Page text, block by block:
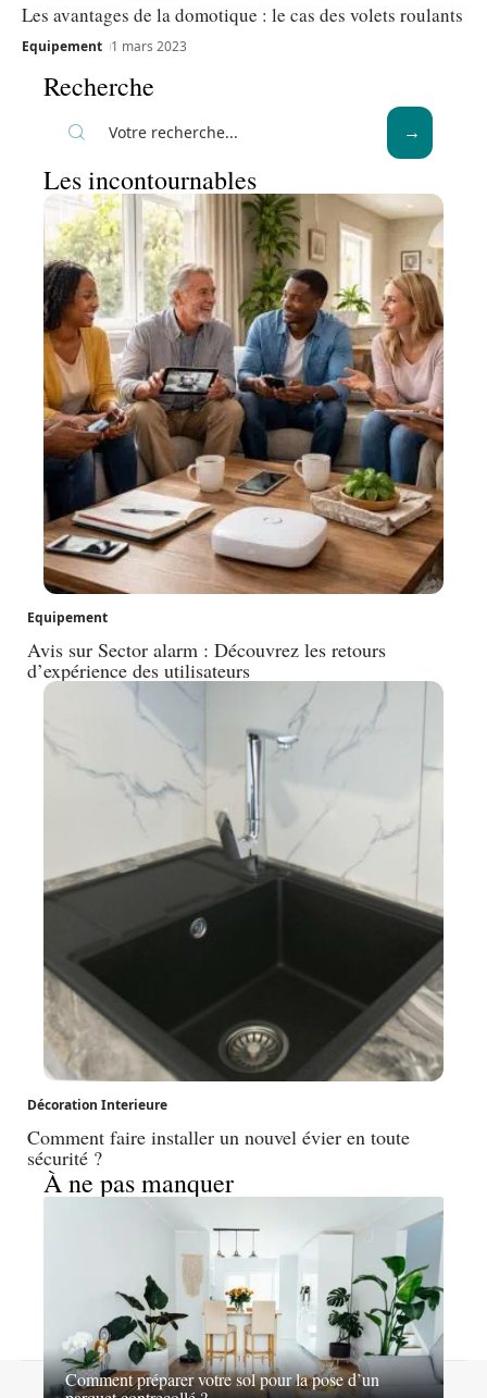
Les avantages de la domotique : le cas des volets roulants
Equipement 1 mars 2023
Recherche
Les incontournables
Equipement
Avis sur Sector alarm : Découvrez les retours
d’expérience des utilisateurs
Décoration Interieure
Comment faire installer un nouvel évier en toute
sécurité ?
À ne pas manquer
Comment préparer votre sol pour la pose d’un
Contact Mentions légales Sitemap